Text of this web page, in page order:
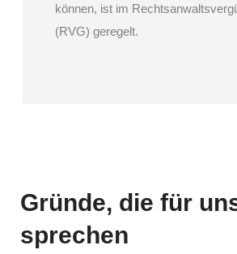
können, ist im
(RVG) geregelt.
Gründe, die für
sprechen